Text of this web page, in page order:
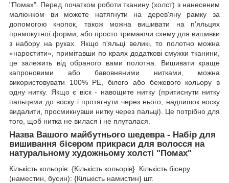
"Помах". Перед початком роботи тканину (холст) з нанесеним
малюнком ви можете натягнути на дерев'яну рамку за
допомогою кнопок, також можна вишивати на п'яльцях
прямокутної форми, або просто тримаючи схему для вишивки
з набору на руках. Якщо п'яльці великі, то полотно можна
«наростити», примітавши по краях додаткові смужки тканини,
це залежить від обраного вами полотна. Вишивати краще
капроновими або бавовняними нитками, можна
використовувати 100% РЕ, білого або бежевого кольору в
одну нитку. Якщо є віск - навощите нитку (притиснути нитку
пальцями до воску і протягнути через нього, надлишок воску
видалити, просмикнувши нитку через пальці). Це потрібно для
того, щоб нитка не вилася і не плуталася.
Назва Вашого майбутнього шедевра - Набір для
вишивання бісером прикраси для волосся на
натуральному художньому холсті "Помах"
Кількість кольорів: {Кількість кольорів} Кількість бісеру
(наместин, бусин): {Кількість намистин} шт.